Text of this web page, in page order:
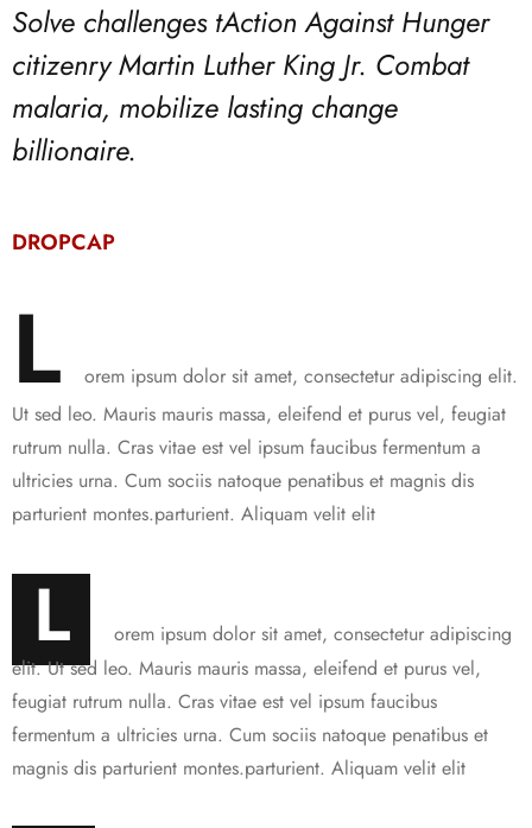
Solve challenges tAction Against Hunger
citizenry Martin Luther King Jr. Combat
malaria, mobilize lasting change
billionaire.
DROPCAP
L
orem ipsum dolor sit amet, consectetur adipiscing elit.
Ut sed leo. Mauris mauris massa, eleifend et purus vel, feugiat
rutrum nulla. Cras vitae est vel ipsum faucibus fermentum a
ultricies urna. Cum sociis natoque penatibus et magnis dis
parturient montes.parturient. Aliquam velit elit
L
orem ipsum dolor sit amet, consectetur adipiscing
elit. Ut sed leo. Mauris mauris massa, eleifend et purus vel,
feugiat rutrum nulla. Cras vitae est vel ipsum faucibus
fermentum a ultricies urna. Cum sociis natoque penatibus et
magnis dis parturient montes.parturient. Aliquam velit elit